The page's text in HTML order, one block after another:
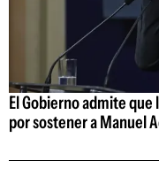
El Gobierno admite
por sostener a Manuel